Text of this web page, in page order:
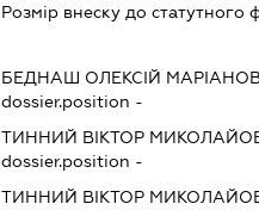
Розмір внеску до статутного
БЕДНАШ ОЛЕКСІЙ
dossier.position -
ТИННИЙ ВІКТОР
dossier.position -
ТИННИЙ ВІКТОР